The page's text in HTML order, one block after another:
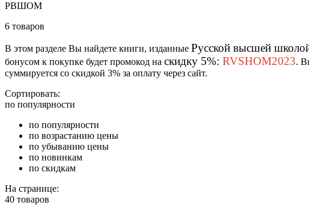
РВШОМ
6 товаров
В этом разделе Вы найдете книги, изданные Русской высшей
бонусом к покупке будет промокод на скидку 5%: RVSHOM2023.
суммируется со скидкой 3% за оплату через сайт.
Сортировать:
по популярности
по популярности
по возрастанию цены
по убыванию цены
по новинкам
по скидкам
На странице:
40 товаров